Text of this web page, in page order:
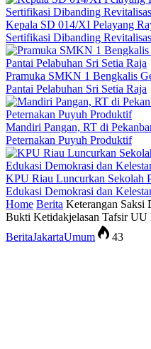
Kepala SD 014/XI Pelayang
Sertifikasi Dibanding
Pramuka SMKN 1 Bengkalis
Pantai Pelabuhan Sri Setia Raja
Mandiri Pangan, RT di
Peternakan Puyuh Produktif
KPU Riau Luncurkan Sekolah
Edukasi Demokrasi dan
Home Berita Keterangan Saksi
Bukti Ketidakjelasan Tafsir UU
BeritaJakartaUmum 43